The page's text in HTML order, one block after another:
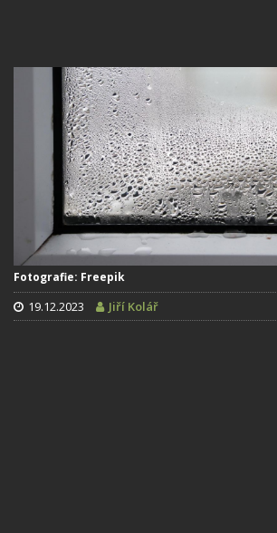
Fotografie: Freepik
19.12.2023 Jiří Kolář